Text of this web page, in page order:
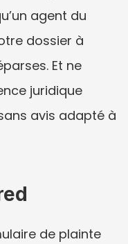
agent du
dossier à
Et ne
juridique
avis adapté à
de plainte